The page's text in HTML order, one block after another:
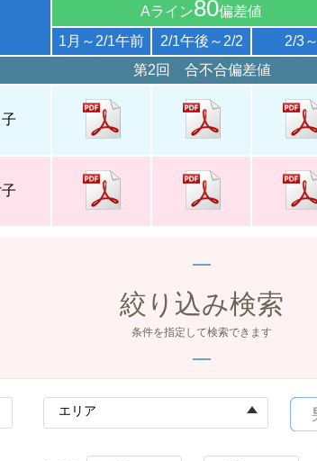
Aライン80偏差値
1月～2/1午前
2/1午後～2/2 2/3～
第2回 合不合偏差値
絞り込み検索
条件を指定して検索できます
エリア